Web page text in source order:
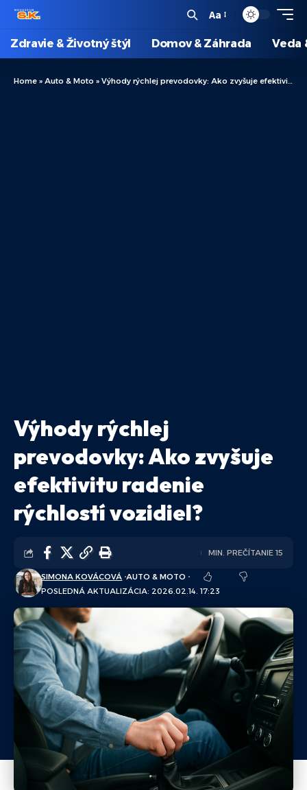
Aa
Zdravie & Životný štýl Domov & Záhrada Veda
Home » Auto & Moto » Výhody rýchlej prevodovky: Ako zvyšuje efektivitu radenie rýchlostí vozidiel?
Výhody rýchlej
prevodovky: Ako zvyšuje
efektivitu radenie
rýchlostí vozidiel?
POSLEDNÁ AKTUALIZÁCIA: 2026.02.14. 17:23
SIMONA KOVÁCOVÁ AUTO & MOTO
MIN. PREČÍTANIE 15